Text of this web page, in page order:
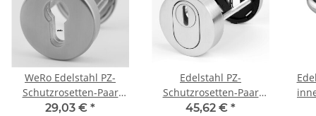
WeRo Edelstahl PZ-
Schutzrosetten-Paar
rund für Haus und
29,03 € *
Edelstahl PZ-
Schutzrosetten-Paar
rund für Haus und
45,62 € *
innen